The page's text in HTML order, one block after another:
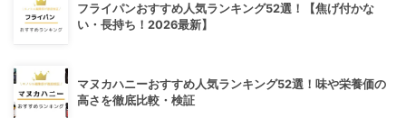
フライパンおすすめ人気ランキング52選！【焦げ付かな
い・長持ち！2026最新】
マヌカハニーおすすめ人気ランキング52選！味や栄養価の
高さを徹底比較・検証